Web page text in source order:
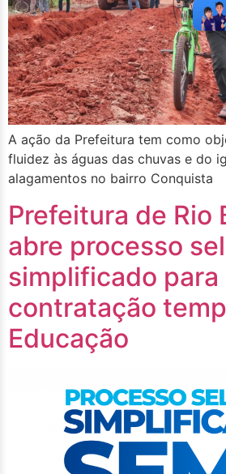
A ação da Prefeitura tem como
fluidez às águas das chuvas e do
alagamentos no bairro Conquista
Prefeitura de Rio
abre processo
simplificado para
contratação
Educação